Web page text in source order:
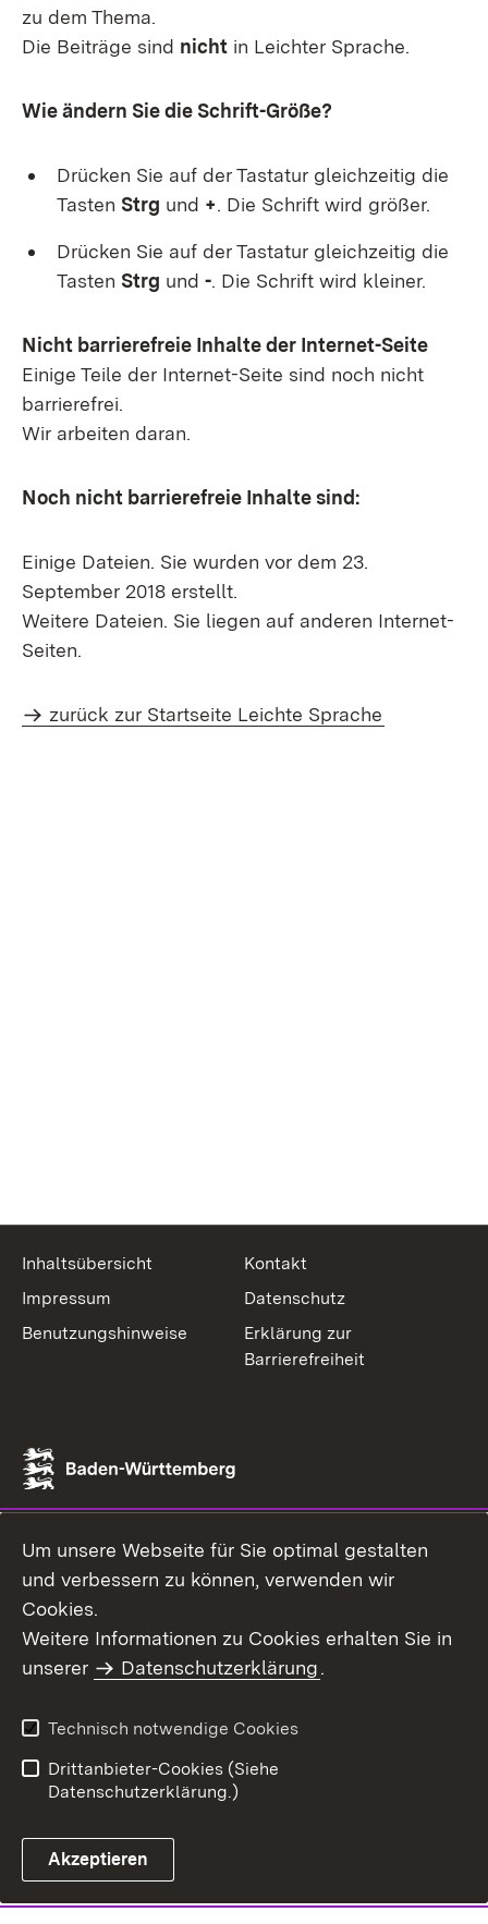
zu dem Thema.
Die Beiträge sind nicht in Leichter Sprache.
Wie ändern Sie die Schrift-Größe?
Drücken Sie auf der Tastatur gleichzeitig die
Tasten Strg und +. Die Schrift wird größer.
Drücken Sie auf der Tastatur gleichzeitig die
Tasten Strg und -. Die Schrift wird kleiner.
Nicht barrierefreie Inhalte der Internet-Seite
Einige Teile der Internet-Seite sind noch nicht
barrierefrei.
Wir arbeiten daran.
Noch nicht barrierefreie Inhalte sind:
Einige Dateien. Sie wurden vor dem 23.
September 2018 erstellt.
Weitere Dateien. Sie liegen auf anderen Internet-
Seiten.
zurück zur Startseite Leichte Sprache
Inhaltsübersicht
Kontakt
Impressum
Datenschutz
Benutzungshinweise
Erklärung zur
Barrierefreiheit
Um unsere Webseite für Sie optimal gestalten
und verbessern zu können, verwenden wir
Cookies.
Weitere Informationen zu Cookies erhalten Sie in
unserer
Datenschutzerklärung.
Technisch notwendige Cookies
Drittanbieter-Cookies (Siehe
Datenschutzerklärung.)
Akzeptieren